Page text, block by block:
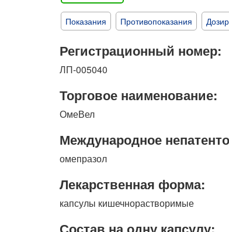
Показания Противопоказания
Регистрационный номер:
ЛП-005040
Торговое наименование:
ОмеВел
Международное
омепразол
Лекарственная форма:
капсулы кишечнорастворимые